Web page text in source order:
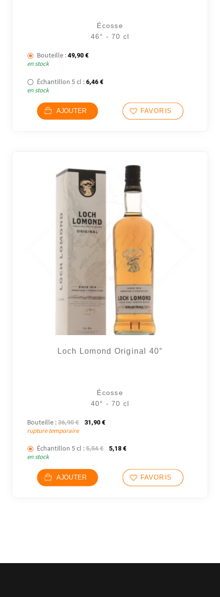
Écosse
46° - 70 cl
Bouteille : 49,90 €
en stock
Échantillon 5 cl : 6,46 €
en stock
AJOUTER FAVORIS
Loch Lomond Original 40°
Écosse
40° - 70 cl
Bouteille : 36,90€ Le prix initial était : 36,90 €.
31,90 €Le prix actuel est : 31,90 €.
rupture temporaire
Échantillon 5 cl : 5,54€ Le prix initial était : 5,54 €.
5,18 €Le prix actuel est : 5,18 €.
en stock
AJOUTER FAVORIS